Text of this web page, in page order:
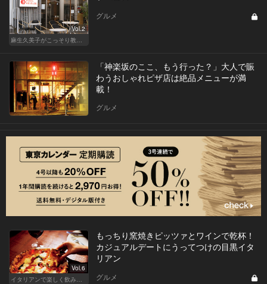
Vol.2
麻生久美子がこっそり教える「私の秘密ごはん」
グルメ
「神楽坂のここ、もう行った？」大人で賑
わうおしゃれピザ店は絶品メニューが満
載！
グルメ
Vol.6
イタリアンで楽しく飲み会！東京の人気店へ
もっちり窯焼きピッツァとワインで乾杯！
カジュアルデートにうってつけの目黒イタ
リアン
グルメ